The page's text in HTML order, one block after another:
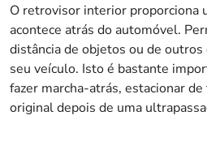
O retrovisor interior proporciona
acontece atrás do automóvel.
distância de objetos ou de
seu veículo. Isto é bastante
fazer marcha-atrás, estacionar
original depois de uma